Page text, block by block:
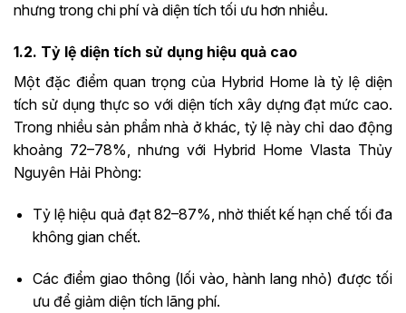
nhưng trong chi phí và diện tích tối ưu hơn nhiều.
1.2. Tỷ lệ diện tích sử dụng hiệu quả cao
Một đặc điểm quan trọng của Hybrid Home là tỷ lệ diện
tích sử dụng thực so với diện tích xây dựng đạt mức cao.
Trong nhiều sản phẩm nhà ở khác, tỷ lệ này chỉ dao động
khoảng 72–78%, nhưng với Hybrid Home Vlasta Thủy
Nguyên Hải Phòng:
Tỷ lệ hiệu quả đạt 82–87%, nhờ thiết kế hạn chế tối đa
không gian chết.
Các điểm giao thông (lối vào, hành lang nhỏ) được tối
ưu để giảm diện tích lãng phí.